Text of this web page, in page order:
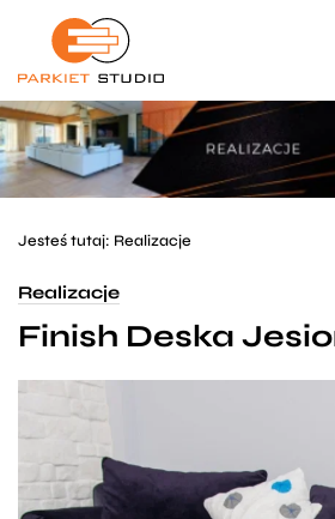
Przejdź
głównego
Przejdź
menu
w
stopce
Jesteś tutaj: Realizacje
Realizacje
Finish Deska